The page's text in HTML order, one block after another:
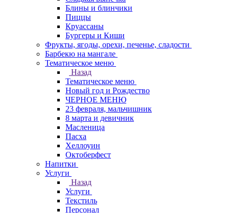
Блины и блинчики
Пиццы
Круасcаны
Бургеры и Киши
Фрукты, ягоды, орехи, печенье, сладости
Барбекю на мангале
Тематическое меню
Назад
Тематическое меню
Новый год и Рождество
ЧЕРНОЕ МЕНЮ
23 февраля, мальчишник
8 марта и девичник
Масленица
Пасха
Хеллоуин
Октоберфест
Напитки
Услуги
Назад
Услуги
Текстиль
Персонал